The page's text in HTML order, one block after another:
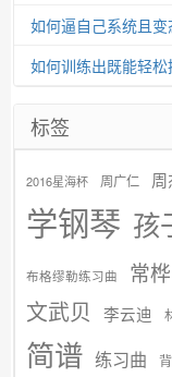
如何逼自己系统且变
如何训练出既能轻
标签
2016星海杯 周广仁
学钢琴 孩
布格缪勒练习曲 常桦
文武贝 李云迪
简谱 练习曲